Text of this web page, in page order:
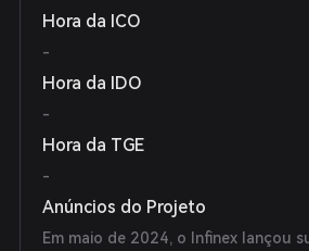
Hora da ICO
-
Hora da IDO
-
Hora da TGE
-
Anúncios do Projeto
Em maio de 2024, o Infinex lançou